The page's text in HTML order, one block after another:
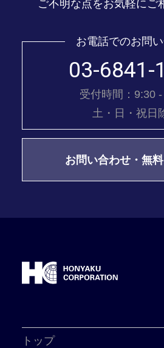
ご不明な点をお気軽にご
お電話でのお問
03-6841-
受付時間：9:30
土・日・祝日
お問い合わせ・無
トップ